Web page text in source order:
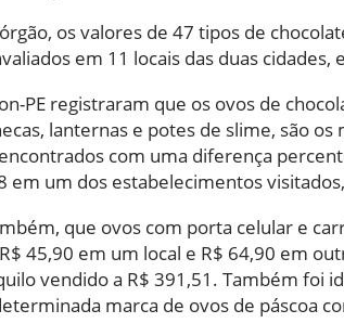
os valores de 47 tipos de
em 11 locais das duas cidades,
PE registraram que os ovos de
lanternas e potes de slime, são os
com uma diferença
em um dos estabelecimentos
que ovos com porta celular e
45,90 em um local e R$ 64,90 em
vendido a R$ 391,51. Também foi
marca de ovos de páscoa